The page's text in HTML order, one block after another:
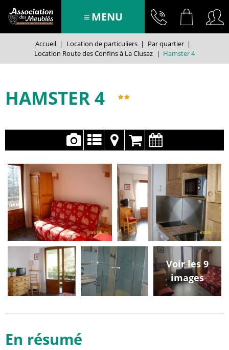
MENU
Accueil | Location de particuliers | Par quartier |
Location Route des Confins à La Clusaz | Hamster 4
HAMSTER 4
Voir les 9
images
En résumé